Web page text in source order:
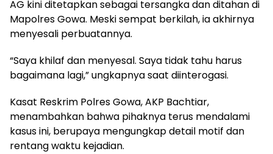
AG kini ditetapkan sebagai tersangka dan ditahan di
Mapolres Gowa. Meski sempat berkilah, ia akhirnya
menyesali perbuatannya.
“Saya khilaf dan menyesal. Saya tidak tahu harus
bagaimana lagi,” ungkapnya saat diinterogasi.
Kasat Reskrim Polres Gowa, AKP Bachtiar,
menambahkan bahwa pihaknya terus mendalami
kasus ini, berupaya mengungkap detail motif dan
rentang waktu kejadian.